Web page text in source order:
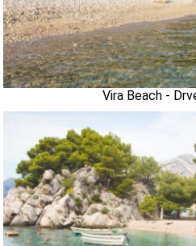
Vira Beach -